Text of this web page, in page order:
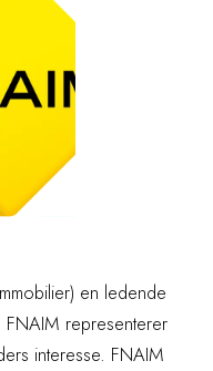
en ledende
FNAIM representerer
interesse. FNAIM